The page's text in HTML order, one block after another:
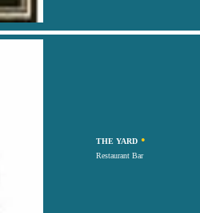
THE YARD •
Restaurant Bar